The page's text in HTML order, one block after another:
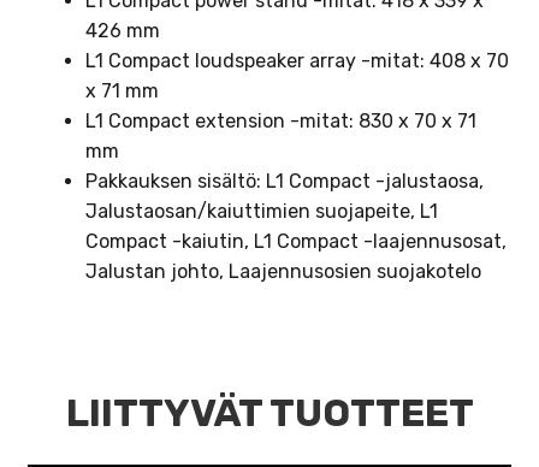
426 mm
L1 Compact loudspeaker array -mitat: 408 x 70
x 71 mm
L1 Compact extension -mitat: 830 x 70 x 71
mm
Pakkauksen sisältö: L1 Compact -jalustaosa,
Jalustaosan/kaiuttimien suojapeite, L1
Compact -kaiutin, L1 Compact -laajennusosat,
Jalustan johto, Laajennusosien suojakotelo
LIITTYVÄT TUOTTEET